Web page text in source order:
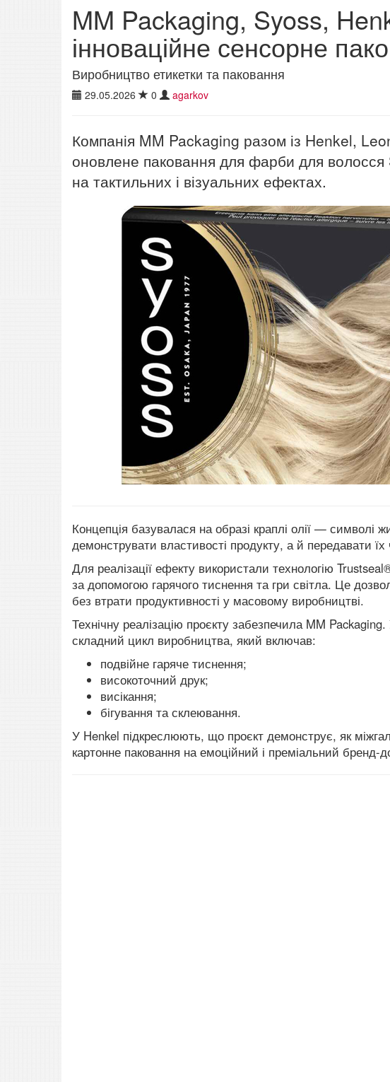
MM Packaging, Syoss,
інноваційне сенсорне
Виробництво етикетки та паковання
29.05.2026 0 agarkov
Компанія MM Packaging разом із Henkel,
оновлене паковання для фарби для
на тактильних і візуальних ефектах.
Концепція базувалася на образі краплі олії —
демонструвати властивості продукту, а й передавати
Для реалізації ефекту використали технологію Trustseal
за допомогою гарячого тиснення та гри світла. Це
без втрати продуктивності у масовому виробництві.
Технічну реалізацію проєкту забезпечила MM
складний цикл виробництва, який включав:
подвійне гаряче тиснення;
високоточний друк;
висікання;
бігування та склеювання.
У Henkel підкреслюють, що проєкт демонструє, як
картонне паковання на емоційний і преміальний бренд-